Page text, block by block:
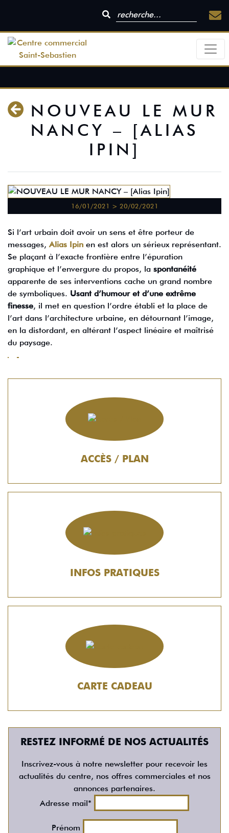
NOUVEAU LE MUR
NANCY – [ALIAS
IPIN]
16/01/2021 > 20/02/2021
Si l’art urbain doit avoir un sens et être porteur de
messages, Alias Ipin en est alors un sérieux représentant.
Se plaçant à l’exacte frontière entre l’épuration
graphique et l’envergure du propos, la spontanéité
apparente de ses interventions cache un grand nombre
de symboliques. Usant d’humour et d’une extrême
finesse, il met en question l’ordre établi et la place de
l’art dans l’architecture urbaine, en détournant l’image,
en la distordant, en altérant l’aspect linéaire et maîtrisé
du paysage.
ACCÈS / PLAN
INFOS PRATIQUES
CARTE CADEAU
RESTEZ INFORMÉ DE NOS ACTUALITÉS
Inscrivez-vous à notre newsletter pour recevoir les
actualités du centre, nos offres commerciales et nos
annonces partenaires.
Adresse mail*
Prénom